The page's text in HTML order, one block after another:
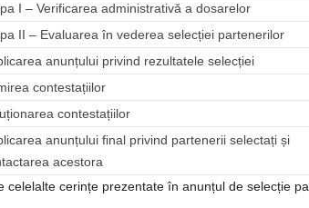
I – Verificarea administrativă a dosarelor
II – Evaluarea în vederea selecției partenerilor
anunțului privind rezultatele selecției
contestațiilor
contestațiilor
anunțului final privind partenerii selectați și
acestora
celelalte cerințe prezentate în anunțul de selecție